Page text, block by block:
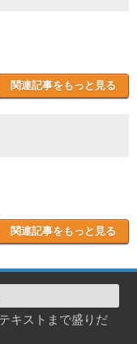
関連記事をもっと見る
関連記事をもっと見る
キストまで盛りだ